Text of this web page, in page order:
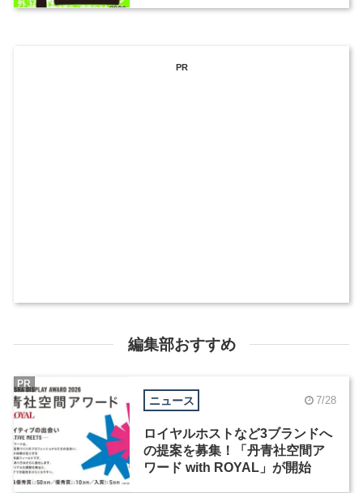
PR
編集部おすすめ
ニュース 7/28
ロイヤルホストなど3ブランドへ
の提案を募集！「丹青社空間ア
ワード with ROYAL」が開始
PR